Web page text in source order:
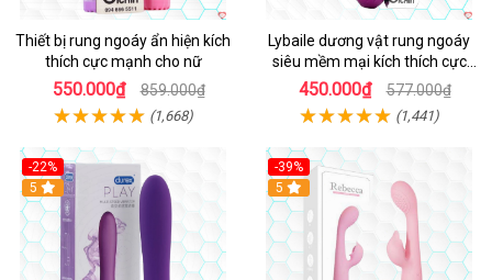
Thiết bị rung ngoáy ẩn hiện kích
thích cực mạnh cho nữ
550.000₫ 859.000₫
(1,668)
Lybaile dương vật rung ngoáy
siêu mềm mại kích thích cực
mạnh
450.000₫ 577.000₫
(1,441)
-22%
Hot
5
-39%
Hot
5